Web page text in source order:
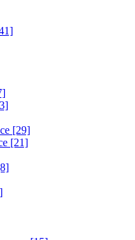
[29]
[21]